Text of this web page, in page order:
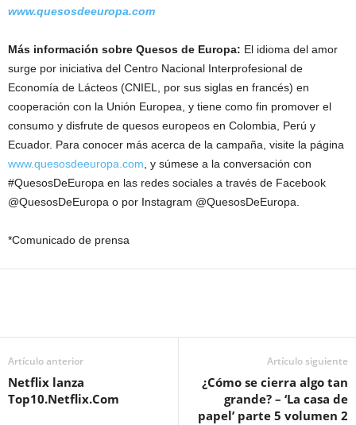
www.quesosdeeuropa.com
Más información sobre Quesos de Europa: El idioma del amor
surge por iniciativa del Centro Nacional Interprofesional de
Economía de Lácteos (CNIEL, por sus siglas en francés) en
cooperación con la Unión Europea, y tiene como fin promover el
consumo y disfrute de quesos europeos en Colombia, Perú y
Ecuador. Para conocer más acerca de la campaña, visite la página
www.quesosdeeuropa.com , y súmese a la conversación con
#QuesosDeEuropa en las redes sociales a través de Facebook
@QuesosDeEuropa o por Instagram @QuesosDeEuropa.
*Comunicado de prensa
Artículo anterior
Netflix lanza
Top10.Netflix.Com
Artículo siguiente
¿Cómo se cierra algo tan
grande? – ‘La casa de
papel’ parte 5 volumen 2